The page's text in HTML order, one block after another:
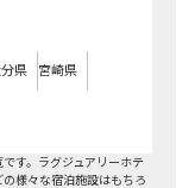
県 宮崎県
す。ラグジュアリーホテ
様々な宿泊施設はもちろ